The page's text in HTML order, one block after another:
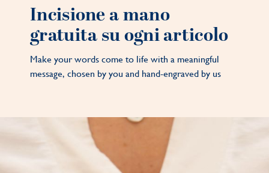
Incisione a mano
gratuita su ogni articolo
Make your words come to life with a meaningful
message, chosen by you and hand-engraved by us